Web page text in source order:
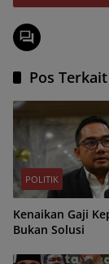
Pos Terkait
POLITIK
Kenaikan Gaji
Bukan Solusi